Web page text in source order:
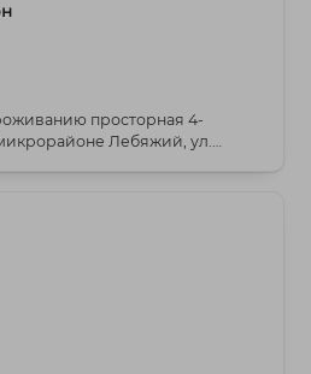
просторная 4-
Лебяжий, ул.